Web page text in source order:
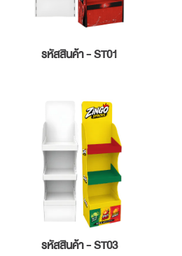
รหัสสินค้า - ST01
รหัสสินค้า - ST03